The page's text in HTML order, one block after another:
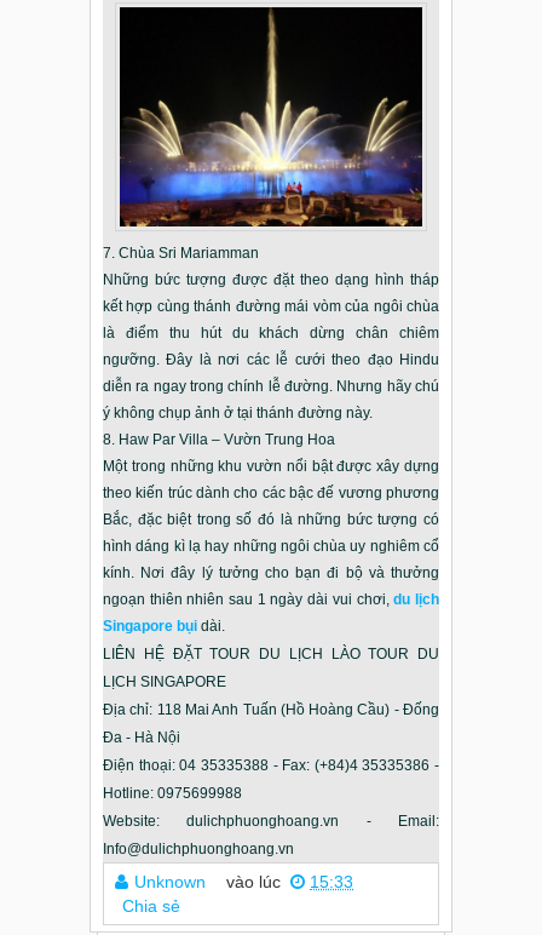
7. Chùa Sri Mariamman
Những bức tượng được đặt theo dạng hình tháp
kết hợp cùng thánh đường mái vòm của ngôi chùa
là điểm thu hút du khách dừng chân chiêm
ngưỡng. Đây là nơi các lễ cưới theo đạo Hindu
diễn ra ngay trong chính lễ đường. Nhưng hãy chú
ý không chụp ảnh ở tại thánh đường này.
8. Haw Par Villa – Vườn Trung Hoa
Một trong những khu vườn nổi bật được xây dựng
theo kiến trúc dành cho các bậc đế vương phương
Bắc, đặc biệt trong số đó là những bức tượng có
hình dáng kì lạ hay những ngôi chùa uy nghiêm cổ
kính. Nơi đây lý tưởng cho bạn đi bộ và thưởng
ngoạn thiên nhiên sau 1 ngày dài vui chơi,du lịch
Singapore bụi dài.
LIÊN HỆ ĐẶT TOUR DU LỊCH LÀO TOUR DU
LỊCH SINGAPORE
Địa chỉ: 118 Mai Anh Tuấn (Hồ Hoàng Cầu) - Đống
Đa - Hà Nội
Điện thoại: 04 35335388 - Fax: (+84)4 35335386 -
Hotline: 0975699988
Website: dulichphuonghoang.vn - Email:
Info@dulichphuonghoang.vn
Unknown vào lúc
15:33
Chia sẻ